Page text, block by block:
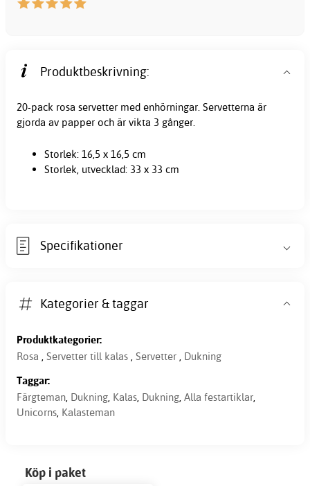
Produktbeskrivning:
20-pack rosa servetter med enhörningar. Servetterna är
gjorda av papper och är vikta 3 gånger.
Storlek: 16,5 x 16,5 cm
Storlek, utvecklad: 33 x 33 cm
Specifikationer
Kategorier & taggar
Produktkategorier:
Rosa , Servetter till kalas , Servetter , Dukning
Taggar:
Färgteman, Dukning, Kalas, Dukning, Alla festartiklar,
Unicorns, Kalasteman
Köp i paket